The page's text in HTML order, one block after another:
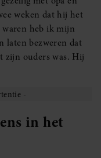
weken dat hij het
waren heb ik mijn
laten bezweren dat
zijn ouders was. Hij
in het